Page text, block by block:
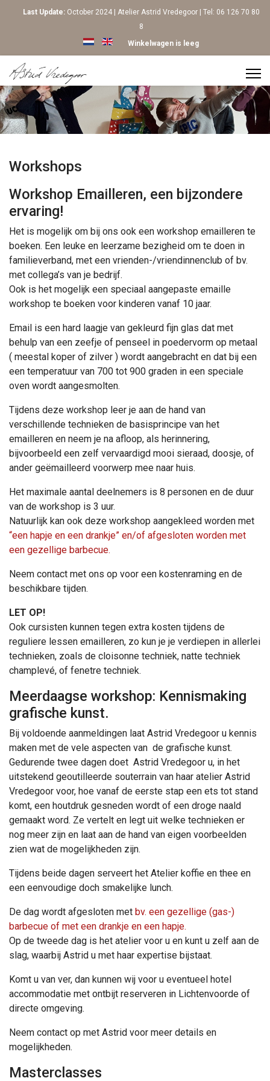
Last Update:October 2024 | Atelier Astrid Vredegoor | Tel: 06 126 70 80
8
Selecteer de taalWinkelwagen is leeg
Workshops
Workshop Emailleren, een bijzondere
ervaring!
Het is mogelijk om bij ons ook een workshop emailleren te
boeken. Een leuke en leerzame bezigheid om te doen in
familieverband, met een vrienden-/vriendinnenclub of bv.
met collega’s van je bedrijf.
Ook is het mogelijk een speciaal aangepaste emaille
workshop te boeken voor kinderen vanaf 10 jaar.
Email is een hard laagje van gekleurd fijn glas dat met
behulp van een zeefje of penseel in poedervorm op metaal
( meestal koper of zilver ) wordt aangebracht en dat bij een
een temperatuur van 700 tot 900 graden in een speciale
oven wordt aangesmolten.
Tijdens deze workshop leer je aan de hand van
verschillende technieken de basisprincipe van het
emailleren en neem je na afloop, als herinnering,
bijvoorbeeld een zelf vervaardigd mooi sieraad, doosje, of
ander geëmailleerd voorwerp mee naar huis.
Het maximale aantal deelnemers is 8 personen en de duur
van de workshop is 3 uur.
Natuurlijk kan ook deze workshop aangekleed worden met
“een hapje en een drankje” en/of afgesloten worden met
een gezellige barbecue.
Neem contact met ons op voor een kostenraming en de
beschikbare tijden.
LET OP!
Ook cursisten kunnen tegen extra kosten tijdens de
reguliere lessen emailleren, zo kun je je verdiepen in allerlei
technieken, zoals de cloisonne techniek, natte techniek
champlevé, of fenetre techniek.
Meerdaagse workshop: Kennismaking
grafische kunst.
Bij voldoende aanmeldingen laat Astrid Vredegoor u kennis
maken met de vele aspecten van de grafische kunst.
Gedurende twee dagen doet Astrid Vredegoor u, in het
uitstekend geoutilleerde souterrain van haar atelier Astrid
Vredegoor voor, hoe vanaf de eerste stap een ets tot stand
komt, een houtdruk gesneden wordt of een droge naald
gemaakt word. Ze vertelt en legt uit welke technieken er
nog meer zijn en laat aan de hand van eigen voorbeelden
zien wat de mogelijkheden zijn.
Tijdens beide dagen serveert het Atelier koffie en thee en
een eenvoudige doch smakelijke lunch.
De dag wordt afgesloten met bv. een gezellige (gas-)
barbecue of met een drankje en een hapje.
Op de tweede dag is het atelier voor u en kunt u zelf aan de
slag, waarbij Astrid u met haar expertise bijstaat.
Komt u van ver, dan kunnen wij voor u eventueel hotel
accommodatie met ontbijt reserveren in Lichtenvoorde of
directe omgeving.
Neem contact op met Astrid voor meer details en
mogelijkheden.
Masterclasses